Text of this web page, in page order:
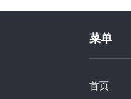
菜单
首页